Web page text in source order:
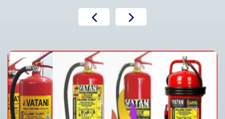
Yangın Dedektörleri & Sensörleri (Duman, Isı, Gaz)
Yangın Dedektörü Çeşitleri ve İhbar Ekipmanları